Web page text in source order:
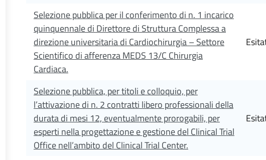
Selezione pubblica per il conferimento di n. 1 incarico
quinquennale di Direttore di Struttura Complessa a
direzione universitaria di Cardiochirurgia – Settore
Scientifico di afferenza MEDS 13/C Chirurgia
Cardiaca.
Selezione pubblica, per titoli e colloquio, per
l’attivazione di n. 2 contratti libero professionali della
durata di mesi 12, eventualmente prorogabili, per
esperti nella progettazione e gestione del Clinical Trial
Office nell’ambito del Clinical Trial Center.